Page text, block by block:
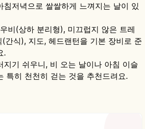
침저녁으로 쌀쌀하게 느껴지는 날이 있
비(상하 분리형), 미끄럽지 않은 트레
간식), 지도, 헤드랜턴을 기본 장비로 준
.
지기 쉬우니, 비 오는 날이나 아침 이슬
특히 천천히 걷는 것을 추천드려요.